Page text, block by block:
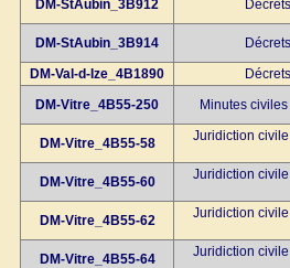
DM-StAubin_3B912
DM-StAubin_3B914
DM-Val-d-Ize_4B1890
DM-Vitre_4B55-250
Minutes
DM-Vitre_4B55-58 Juridiction
DM-Vitre_4B55-60 Juridiction
DM-Vitre_4B55-62 Juridiction
DM-Vitre_4B55-64 Juridiction